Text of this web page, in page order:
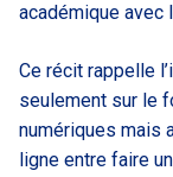
académique avec
Ce récit rappelle
seulement sur le
numériques mais
ligne entre faire